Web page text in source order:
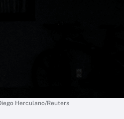
Herculano/Reuters